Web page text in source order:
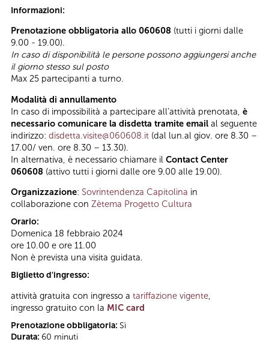
Informazioni:
Prenotazione obbligatoria allo 060608 (tutti i giorni dalle
9.00 - 19.00).
In caso di disponibilità le persone possono aggiungersi anche
il giorno stesso sul posto
Max 25 partecipanti a turno.
Modalità di annullamento
In caso di impossibilità a partecipare all’attività prenotata, è
necessario comunicare la disdetta tramite email al seguente
indirizzo: disdetta.visite@060608.it (dal lun.al giov. ore 8.30 –
17.00/ ven. ore 8.30 – 13.30).
In alternativa, è necessario chiamare il Contact Center
060608 (attivo tutti i giorni dalle ore 9.00 alle 19.00).
Organizzazione: Sovrintendenza Capitolina in
collaborazione con Zètema Progetto Cultura
Orario:
Domenica 18 febbraio 2024
ore 10.00 e ore 11.00
Non è prevista una visita guidata.
Biglietto d'ingresso:
attività gratuita con ingresso a tariffazione vigente,
ingresso gratuito con la MIC card
Prenotazione obbligatoria: Sì
Durata: 60 minuti